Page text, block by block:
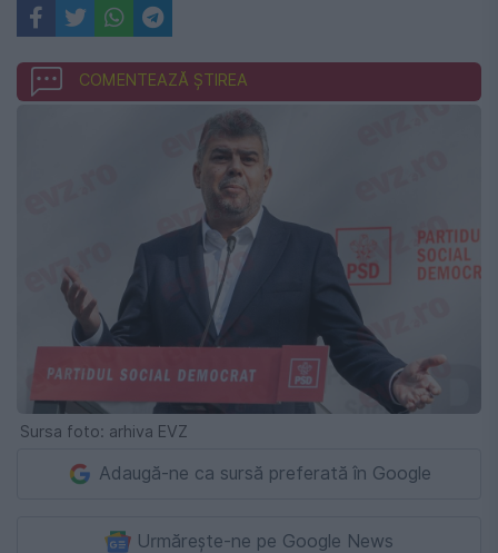
COMENTEAZĂ ȘTIREA
Sursa foto: arhiva EVZ
Adaugă-ne ca sursă preferată în Google
Urmărește-ne pe Google News